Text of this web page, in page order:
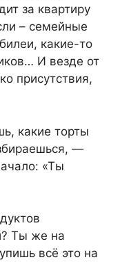
за квартиру
– семейные
какие-то
И везде от
присутствия,
какие торты
—
«Ты
Ты же на
всё это на